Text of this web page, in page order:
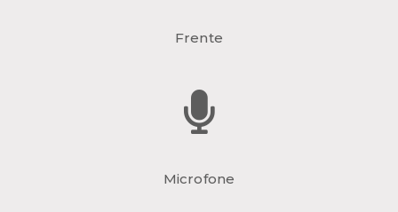
Frente
Microfone